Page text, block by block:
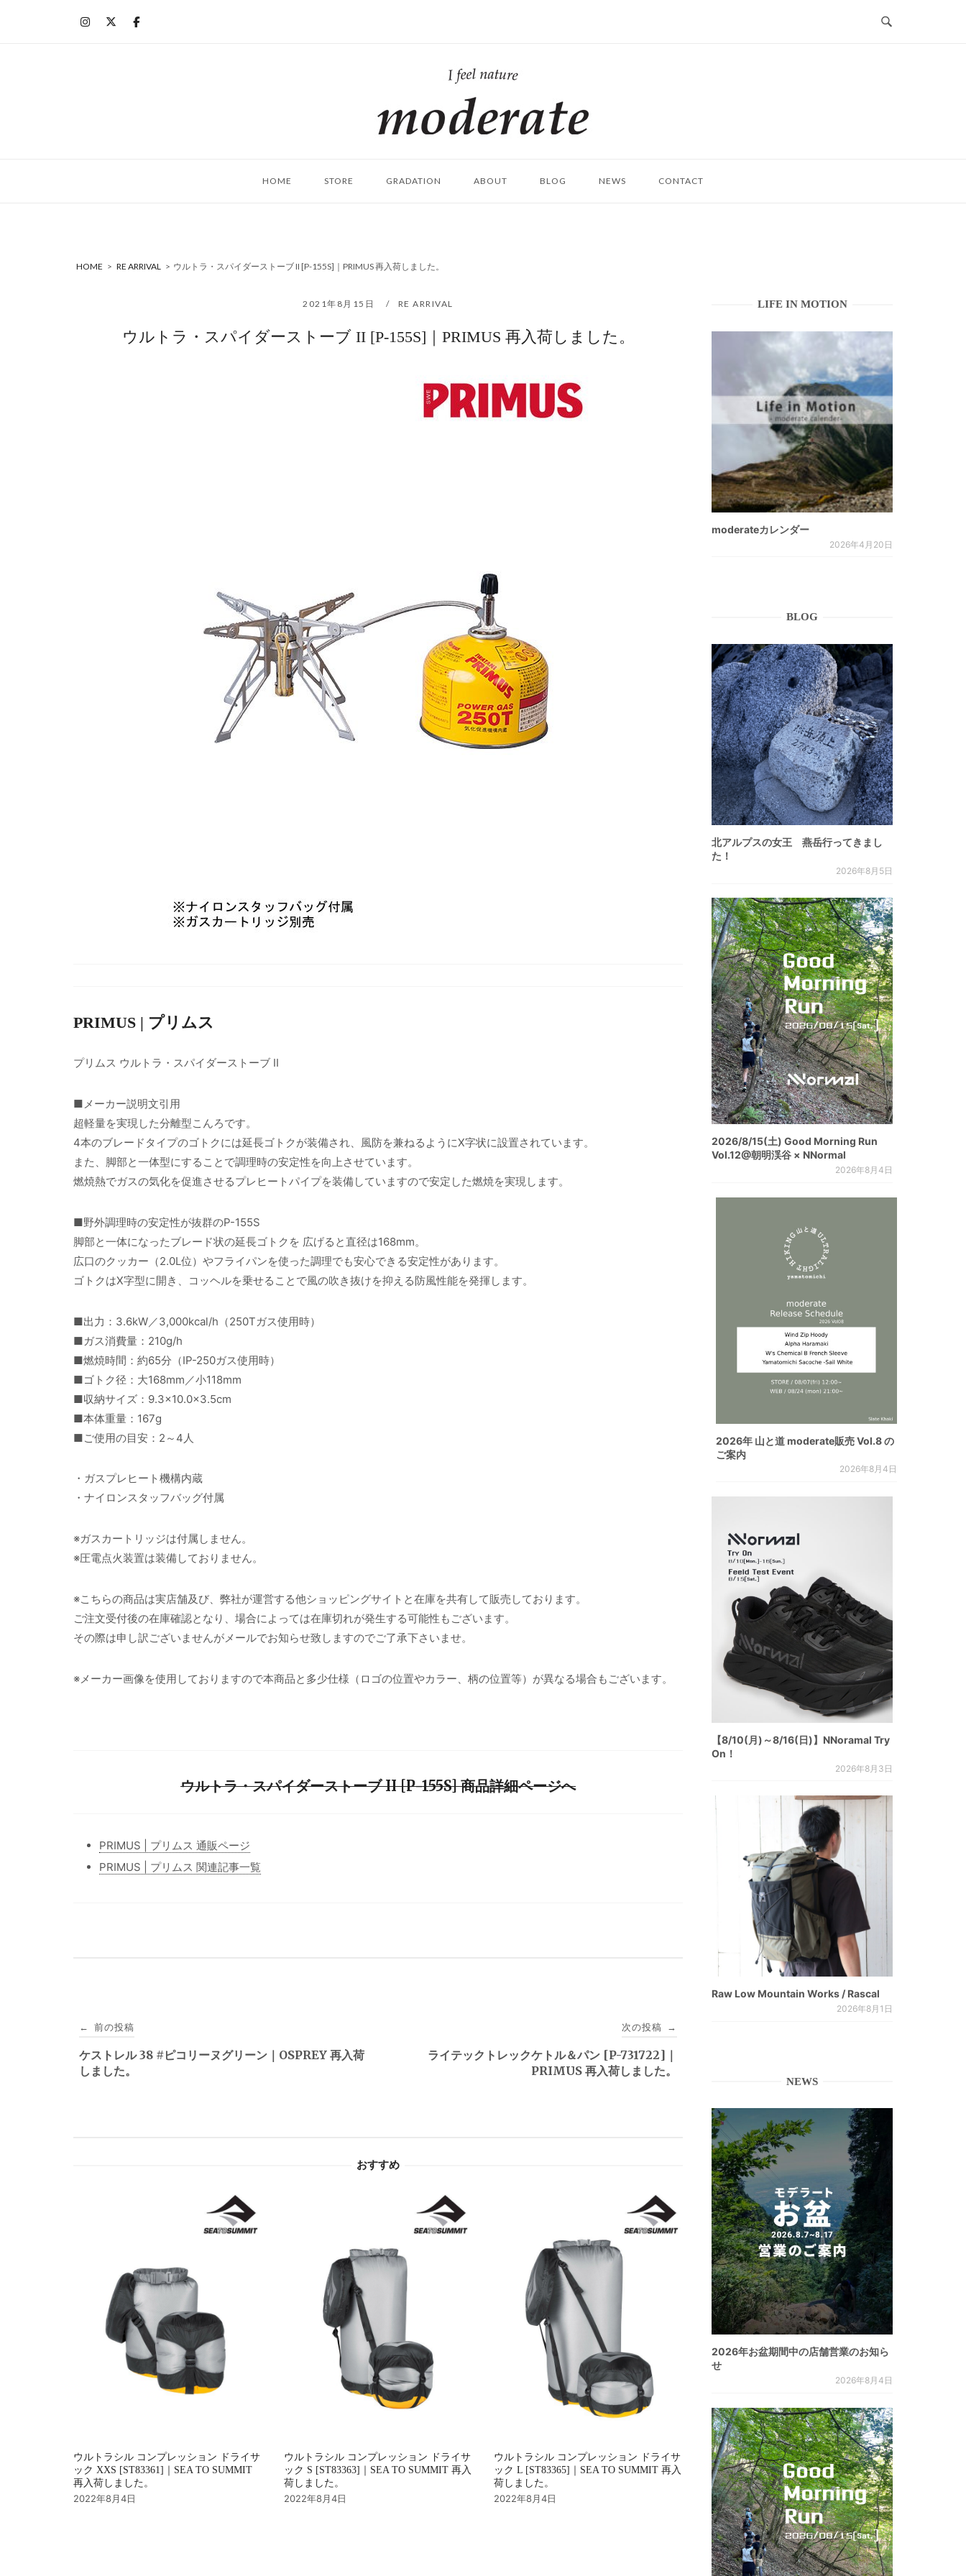
ム
HOME STORE GRADATION ABOUT BLOG NEWS CONTACT
HOME > RE ARRIVAL > ウルトラ・スパイダーストーブ II [P-155S]｜PRIMUS 再入荷しました。
2021年8月15日 RE ARRIVAL
ウルトラ・スパイダーストーブ II [P-155S]｜PRIMUS 再入荷しました。
PRIMUS | プリムス
プリムス ウルトラ・スパイダーストーブ II
■メーカー説明文引用
超軽量を実現した分離型こんろです。
4本のブレードタイプのゴトクには延長ゴトクが装備され、風防を兼ねるようにX字状に設置されています。
また、脚部と一体型にすることで調理時の安定性を向上させています。
燃焼熱でガスの気化を促進させるプレヒートパイプを装備していますので安定した燃焼を実現します。
■野外調理時の安定性が抜群のP-155S
脚部と一体になったブレード状の延長ゴトクを 広げると直径は168mm。
広口のクッカー（2.0L位）やフライパンを使った調理でも安心できる安定性があります。
ゴトクはX字型に開き、コッヘルを乗せることで風の吹き抜けを抑える防風性能を発揮します。
■出力：3.6kW／3,000kcal/h（250Tガス使用時）
■ガス消費量：210g/h
■燃焼時間：約65分（IP-250ガス使用時）
■ゴトク径：大168mm／小118mm
■収納サイズ：9.3×10.0×3.5cm
■本体重量：167g
■ご使用の目安：2～4人
・ガスプレヒート機構内蔵
・ナイロンスタッフバッグ付属
※ガスカートリッジは付属しません。
※圧電点火装置は装備しておりません。
※こちらの商品は実店舗及び、弊社が運営する他ショッピングサイトと在庫を共有して販売しております。
ご注文受付後の在庫確認となり、場合によっては在庫切れが発生する可能性もございます。
その際は申し訳ございませんがメールでお知らせ致しますのでご了承下さいませ。
※メーカー画像を使用しておりますので本商品と多少仕様（ロゴの位置やカラー、柄の位置等）が異なる場合もございます。
ウルトラ・スパイダーストーブ II [P-155S] 商品詳細ページへ
PRIMUS | プリムス 通販ページ
PRIMUS | プリムス 関連記事一覧
稿
ナ
← 前の投稿
ケストレル 38 #ピコリーヌグリーン｜OSPREY 再入荷
しました。
次の投稿 →
ライテックトレックケトル＆パン [P-731722]｜
PRIMUS 再入荷しました。
おすすめ
ウルトラシル コンプレッション ドライサ
ック XXS [ST83361]｜SEA TO SUMMIT
再入荷しました。
2022年8月4日
ウルトラシル コンプレッション ドライサ
ック S [ST83363]｜SEA TO SUMMIT 再入
荷しました。
2022年8月4日
ウルトラシル コンプレッション ドライサ
ック L [ST83365]｜SEA TO SUMMIT 再入
荷しました。
2022年8月4日
LIFE IN MOTION
moderateカレンダー
2026年4月20日
BLOG
北アルプスの女王 燕岳行ってきまし
た！
2026年8月5日
2026/8/15(土) Good Morning Run
Vol.12@朝明渓谷 × NNormal
2026年8月4日
2026年 山と道 moderate販売 Vol.8 の
ご案内
2026年8月4日
【8/10(月)～8/16(日)】NNoramal Try
On！
2026年8月3日
Raw Low Mountain Works / Rascal
2026年8月1日
NEWS
2026年お盆期間中の店舗営業のお知ら
せ
2026年8月4日